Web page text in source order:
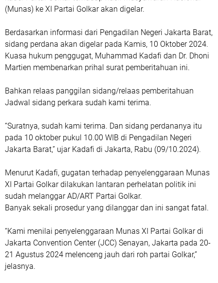
(Munas) ke XI Partai Golkar akan digelar.
Berdasarkan informasi dari Pengadilan Negeri Jakarta Barat,
sidang perdana akan digelar pada Kamis, 10 Oktober 2024.
Kuasa hukum penggugat, Muhammad Kadafi dan Dr. Dhoni
Martien membenarkan prihal surat pemberitahuan ini.
Bahkan relaas panggilan sidang/relaas pemberitahuan
Jadwal sidang perkara sudah kami terima.
“Suratnya, sudah kami terima. Dan sidang perdananya itu
pada 10 oktober pukul 10.00 WIB di Pengadilan Negeri
Jakarta Barat,” ujar Kadafi di Jakarta, Rabu (09/10.2024).
Menurut Kadafi, gugatan terhadap penyelenggaraan Munas
XI Partai Golkar dilakukan lantaran perhelatan politik ini
sudah melanggar AD/ART Partai Golkar.
Banyak sekali prosedur yang dilanggar dan ini sangat fatal.
“Kami menilai penyelenggaraan Munas XI Partai Golkar di
Jakarta Convention Center (JCC) Senayan, Jakarta pada 20-
21 Agustus 2024 melenceng jauh dari roh partai Golkar,”
jelasnya.